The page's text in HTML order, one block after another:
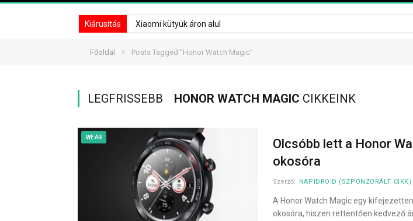
Kiárusítás Xiaomi kütyük áron alul
Főoldal » Posts Tagged "Honor Watch Magic"
LEGFRISSEBB HONOR WATCH MAGIC CIKKEINK
WEAR
Olcsóbb lett a Honor
okosóra
Szerző: NAPIDROID (SZPONZORÁLT CIKK)
A Honor Watch Magic egy
okosóra, hiszen rettentően kedvező